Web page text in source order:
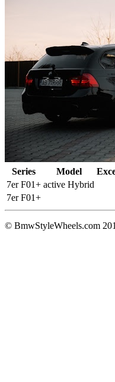
Series Model
7er F01+ active Hybrid
7er F01+
© BmwStyleWheels.com